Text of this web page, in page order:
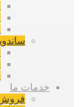
خدمات ما
فروش